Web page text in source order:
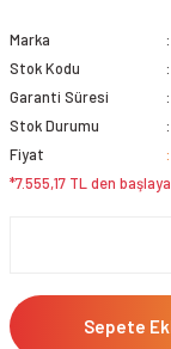
Marka
Stok Kodu
Garanti Süresi
Stok Durumu
Fiyat
*7.555,17 TL den
Sepete